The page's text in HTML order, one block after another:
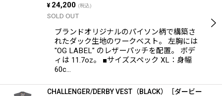
¥ 24,200 (税込)
SOLD OUT
ブランドオリジナルのパイソン柄で構築さ
れたダック生地のワークベスト。 左胸には
"OG LABEL" のレザーパッチを配置。 ボデ
ィは 11.7oz。 ■サイズスペック XL：身幅
60c…
CHALLENGER/DERBY VEST（BLACK）［ダービー